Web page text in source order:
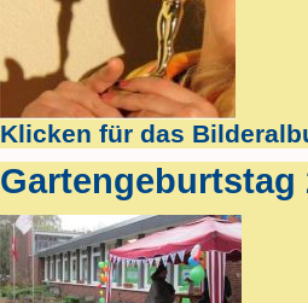
Klicken für das
Gartengeburtstag